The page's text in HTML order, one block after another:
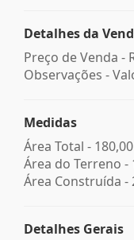
Detalhes da
Preço de Venda -
Observações -
Medidas
Área Total -
Área do Terreno -
Área Construída -
Detalhes Gerais